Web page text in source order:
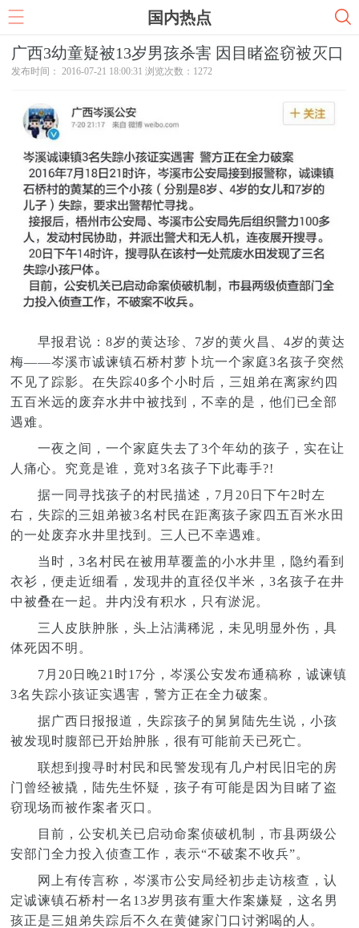
国内热点
广西3幼童疑被13岁男孩杀害 因目睹盗窃被灭口
发布时间： 2016-07-21 18:00:31 浏览次数： 1272
早报君说：8岁的黄达珍、7岁的黄火昌、4岁的黄达
梅——岑溪市诚谏镇石桥村萝卜坑一个家庭3名孩子突然
不见了踪影。在失踪40多个小时后，三姐弟在离家约四
五百米远的废弃水井中被找到，不幸的是，他们已全部
遇难。
一夜之间，一个家庭失去了3个年幼的孩子，实在让
人痛心。究竟是谁，竟对3名孩子下此毒手?!
据一同寻找孩子的村民描述，7月20日下午2时左
右，失踪的三姐弟被3名村民在距离孩子家四五百米水田
的一处废弃水井里找到。三人已不幸遇难。
当时，3名村民在被用草覆盖的小水井里，隐约看到
衣衫，便走近细看，发现井的直径仅半米，3名孩子在井
中被叠在一起。井内没有积水，只有淤泥。
三人皮肤肿胀，头上沾满稀泥，未见明显外伤，具
体死因不明。
7月20日晚21时17分，岑溪公安发布通稿称，诚谏镇
3名失踪小孩证实遇害，警方正在全力破案。
据广西日报报道，失踪孩子的舅舅陆先生说，小孩
被发现时腹部已开始肿胀，很有可能前天已死亡。
联想到搜寻时村民和民警发现有几户村民旧宅的房
门曾经被撬，陆先生怀疑，孩子有可能是因为目睹了盗
窃现场而被作案者灭口。
目前，公安机关已启动命案侦破机制，市县两级公
安部门全力投入侦查工作，表示“不破案不收兵”。
网上有传言称，岑溪市公安局经初步走访核查，认
定诚谏镇石桥村一名13岁男孩有重大作案嫌疑，这名男
孩正是三姐弟失踪后不久在黄健家门口讨粥喝的人。